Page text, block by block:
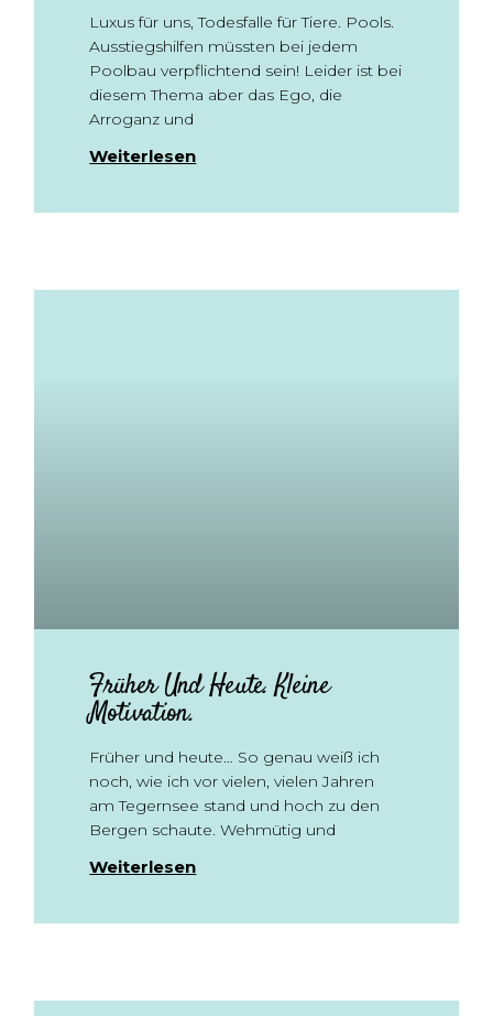
Luxus für uns, Todesfalle für Tiere. Pools.
Ausstiegshilfen müssten bei jedem
Poolbau verpflichtend sein! Leider ist bei
diesem Thema aber das Ego, die
Arroganz und
Weiterlesen
Früher Und Heute. Kleine
Motivation.
Früher und heute… So genau weiß ich
noch, wie ich vor vielen, vielen Jahren
am Tegernsee stand und hoch zu den
Bergen schaute. Wehmütig und
Weiterlesen